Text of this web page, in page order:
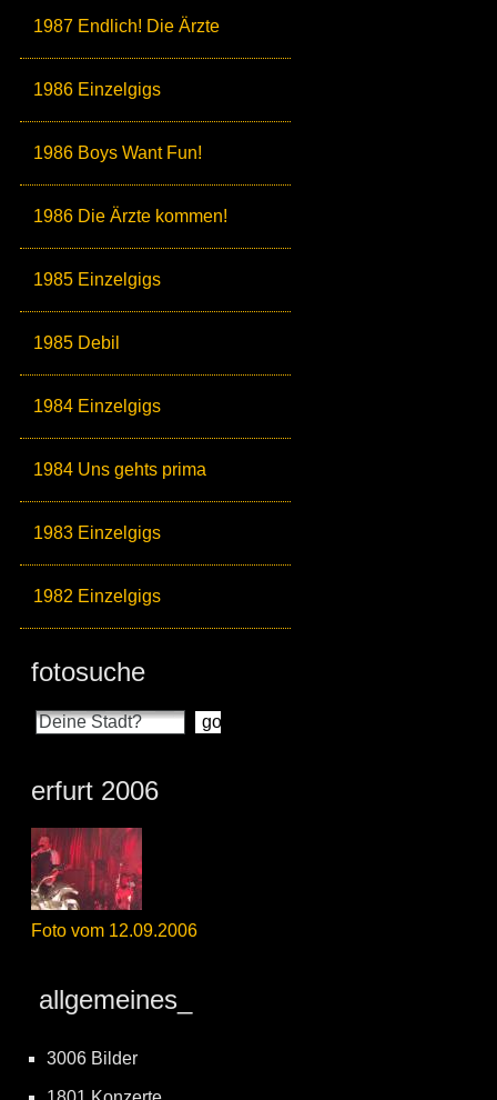
1987 Endlich! Die Ärzte
1986 Einzelgigs
1986 Boys Want Fun!
1986 Die Ärzte kommen!
1985 Einzelgigs
1985 Debil
1984 Einzelgigs
1984 Uns gehts prima
1983 Einzelgigs
1982 Einzelgigs
fotosuche
erfurt 2006
Foto vom 12.09.2006
allgemeines_
3006 Bilder